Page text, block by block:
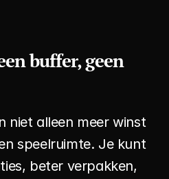
buffer, geen
niet alleen meer winst
speelruimte. Je kunt
beter verpakken,